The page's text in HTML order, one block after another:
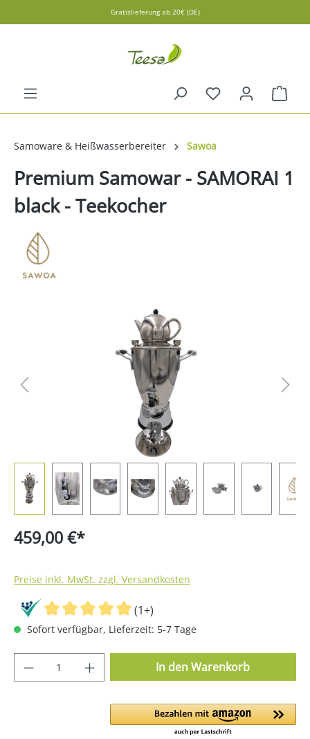
Gratislieferung ab 20€ (DE)
Samoware & Heißwasserbereiter Sawoa
Premium Samowar - SAMORAI 1
black - Teekocher
459,00 €*
Preise inkl. MwSt. zzgl. Versandkosten
(1+)
Sofort verfügbar, Lieferzeit: 5-7 Tage
Produkt Anzahl: Gib den gewünschten
In den Warenkorb